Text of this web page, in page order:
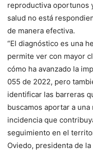
reproductiva oportunos
salud no está
de manera efectiva.
“El diagnóstico es una
permite ver con mayor
cómo ha avanzado la
055 de 2022, pero
identificar las barreras
buscamos aportar a una
incidencia que
seguimiento en el
Oviedo, presidenta de